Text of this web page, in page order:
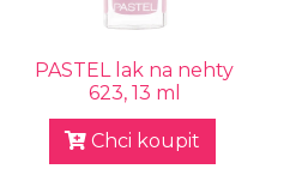
PASTEL lak na nehty
623, 13 ml
Chci koupit